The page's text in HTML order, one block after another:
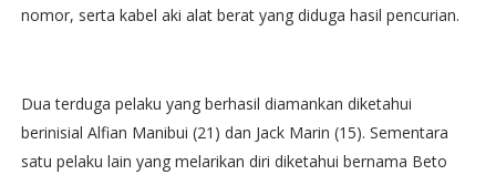
nomor, serta kabel aki alat berat yang diduga hasil pencurian.
Dua terduga pelaku yang berhasil diamankan diketahui
berinisial Alfian Manibui (21) dan Jack Marin (15). Sementara
satu pelaku lain yang melarikan diri diketahui bernama Beto